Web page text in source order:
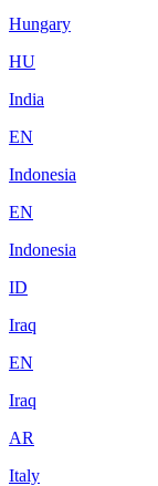
Hungary
HU
India
EN
Indonesia
EN
Indonesia
ID
Iraq
EN
Iraq
AR
Italy